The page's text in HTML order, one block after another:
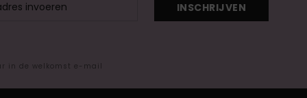
INSCHRIJVEN
in de welkomst e-mail